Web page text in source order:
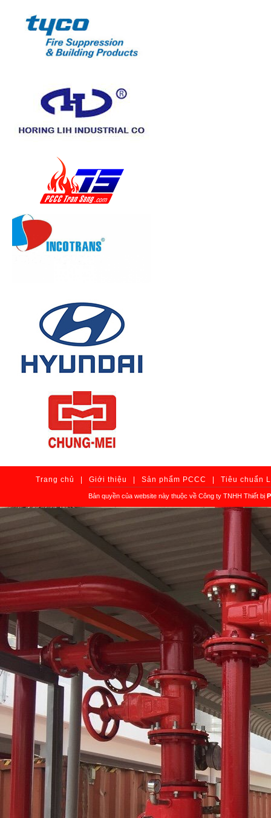
Trang chủ Giới thiệu Sản phẩm PCCC Tiêu chuẩn
Bản quyền của website này thuộc về Công ty TNHH Thiết bị